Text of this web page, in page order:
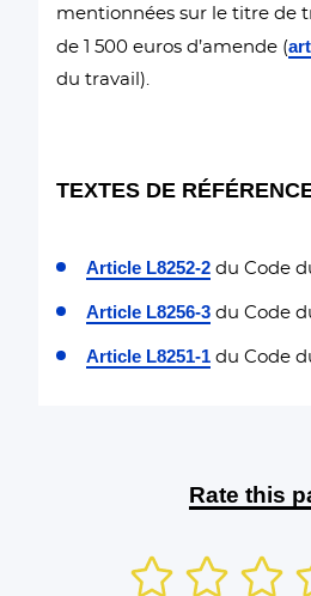
mentionnées sur le titre de
de 1 500 euros d’amende (
du travail).
TEXTES DE
Article L8252-2 du Code
Article L8256-3 du Code
Article L8251-1 du Code
Rate this